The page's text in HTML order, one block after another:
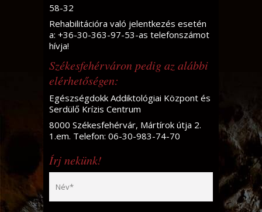
58-32
Rehabilitációra való jelentkezés esetén
a: +36-30-363-97-53-as telefonszámot
hívja!
Székesfehérváron pedig az alábbi
elérhetőségen:
Egészségdokk Addiktológiai Központ és
Serdülő Krízis Centrum
8000 Székesfehérvár, Mártírok útja 2.
1.em. Telefon: 06-30-983-74-70
Írj nekünk!